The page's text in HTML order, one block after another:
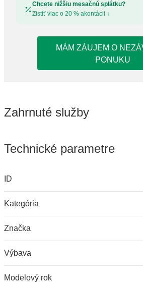
Chcete nižšiu mesačnú splátku?
Zistiť viac o 20 % akontácii ↓
MÁM ZÁUJEM O
PONUKU
Zahrnuté služby
Technické parametre
ID
Kategória
Značka
Výbava
Modelový rok